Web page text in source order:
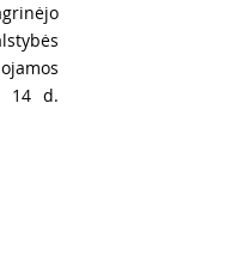
14 d.